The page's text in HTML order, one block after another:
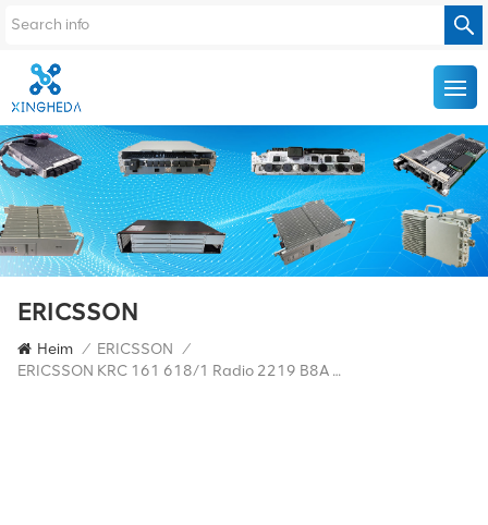
ERICSSON
Heim / ERICSSON /
ERICSSON KRC 161 618/1 Radio 2219 B8A KRC161618/1